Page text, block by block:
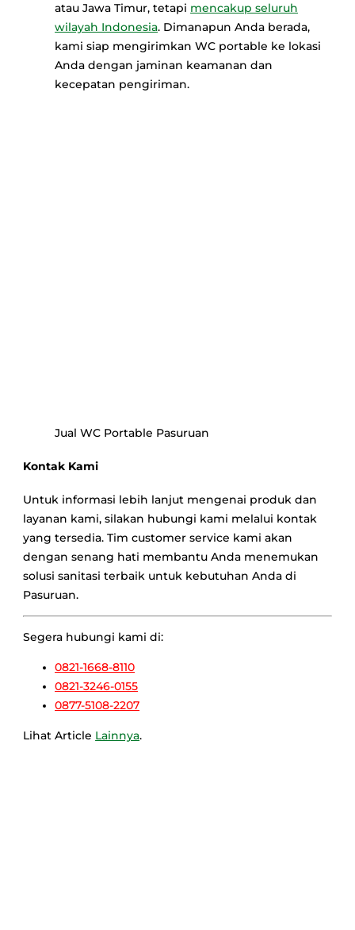
atau Jawa Timur, tetapi mencakup seluruh
wilayah Indonesia. Dimanapun Anda berada,
kami siap mengirimkan WC portable ke lokasi
Anda dengan jaminan keamanan dan
kecepatan pengiriman.
Jual WC Portable Pasuruan
Kontak Kami
Untuk informasi lebih lanjut mengenai produk dan
layanan kami, silakan hubungi kami melalui kontak
yang tersedia. Tim customer service kami akan
dengan senang hati membantu Anda menemukan
solusi sanitasi terbaik untuk kebutuhan Anda di
Pasuruan.
Segera hubungi kami di:
0821-1668-8110
0821-3246-0155
0877-5108-2207
Lihat Article Lainnya.